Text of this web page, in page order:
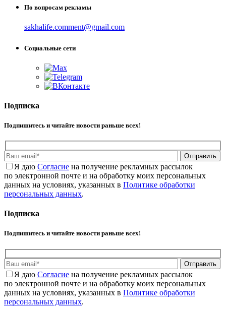
По вопросам рекламы
sakhalife.comment@gmail.com
Социальные сети
Подписка
Подпишитесь и читайте новости раньше всех!
Отправить
Я даю Cогласие на получение рекламных рассылок
по электронной почте и на обработку моих персональных
данных на условиях, указанных в Политике обработки
персональных данных.
Подписка
Подпишитесь и читайте новости раньше всех!
Отправить
Я даю Cогласие на получение рекламных рассылок
по электронной почте и на обработку моих персональных
данных на условиях, указанных в Политике обработки
персональных данных.